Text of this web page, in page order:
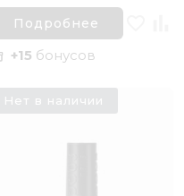
Подробнее
+15 бонусов
Нет в наличии